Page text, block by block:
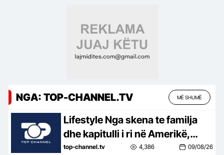
NGA: TOP-CHANNEL.TV MË SHUMË
Lifestyle Nga skena te familja
dhe kapitulli i ri në Amerikë,
Afërdita Zonja rrëfen jetën dhe
top-channel.tv 4,386 09/08/26